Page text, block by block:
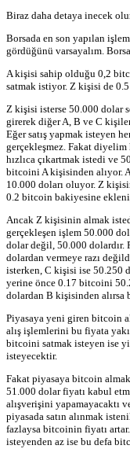
Biraz daha detaya inecek
Borsada en son yapılan
gördüğünü varsayalım.
A kişisi sahip olduğu 0,2
satmak istiyor. Z kişisi de
Z kişisi isterse 50.000 dolar
girerek diğer A, B ve C
Eğer satış yapmak isteyen
gerçekleşmez. Fakat
hızlıca çıkartmak istedi ve
bitcoini A kişisinden alıyor.
10.000 doları oluyor. Z
0.2 bitcoin bakiyesine
Ancak Z kişisinin almak
gerçekleşen işlem 50.000
dolar değil, 50.000
dolardan vermeye razı
isterken, C kişisi ise 50.250
yerine önce 0.17 bitcoini
dolardan B kişisinden alırsa
Piyasaya yeni giren bitcoin
alış işlemlerini bu fiyata
bitcoini satmak isteyen ise
isteyecektir.
Fakat piyasaya bitcoin
51.000 dolar fiyatı kabul
alışverişini yapamayacaktı
piyasada satın alınmak
fazlaysa bitcoinin fiyatı
isteyenden az ise bu defa